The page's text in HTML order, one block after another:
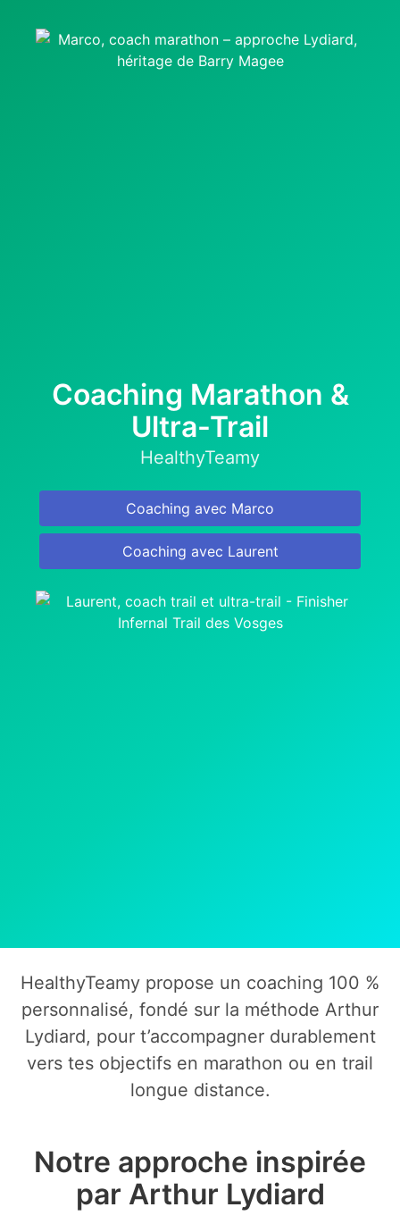
Coaching Marathon &
Ultra-Trail
HealthyTeamy
Coaching avec Marco
Coaching avec Laurent
HealthyTeamy propose un coaching 100 %
personnalisé, fondé sur la méthode Arthur
Lydiard, pour t’accompagner durablement
vers tes objectifs en marathon ou en trail
longue distance.
Notre approche inspirée
par Arthur Lydiard